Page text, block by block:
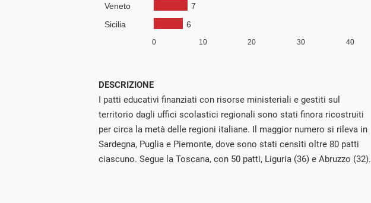
DESCRIZIONE
I patti educativi finanziati con risorse ministeriali e gestiti sul
territorio dagli uffici scolastici regionali sono stati finora ricostruiti
per circa la metà delle regioni italiane. Il maggior numero si rileva in
Sardegna, Puglia e Piemonte, dove sono stati censiti oltre 80 patti
ciascuno. Segue la Toscana, con 50 patti, Liguria (36) e Abruzzo (32).